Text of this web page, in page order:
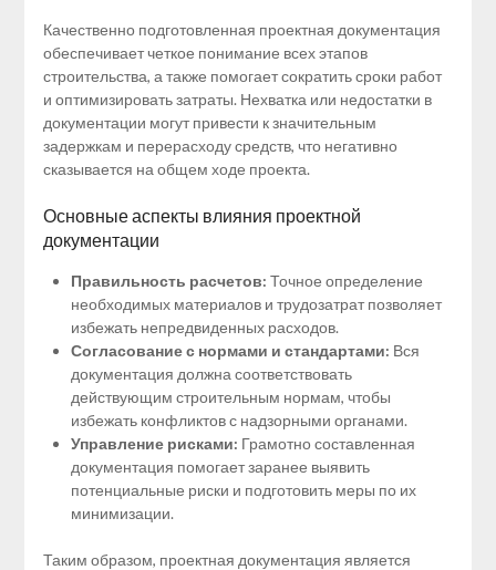
Качественно подготовленная проектная документация
обеспечивает четкое понимание всех этапов
строительства, а также помогает сократить сроки работ
и оптимизировать затраты. Нехватка или недостатки в
документации могут привести к значительным
задержкам и перерасходу средств, что негативно
сказывается на общем ходе проекта.
Основные аспекты влияния проектной
документации
Правильность расчетов: Точное определение
необходимых материалов и трудозатрат позволяет
избежать непредвиденных расходов.
Согласование с нормами и стандартами: Вся
документация должна соответствовать
действующим строительным нормам, чтобы
избежать конфликтов с надзорными органами.
Управление рисками: Грамотно составленная
документация помогает заранее выявить
потенциальные риски и подготовить меры по их
минимизации.
Таким образом, проектная документация является